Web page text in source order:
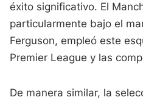
éxito significativo. El
particularmente bajo el
Ferguson, empleó este
Premier League y las
De manera similar, la